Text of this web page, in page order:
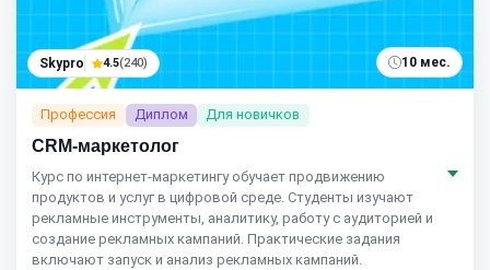
Skypro 4.5(240) 10 мес.
Профессия Диплом Для новичков
CRM-маркетолог
Курс по интернет‑маркетингу обучает продвижению
продуктов и услуг в цифровой среде. Студенты изучают
рекламные инструменты, аналитику, работу с аудиторией и
создание рекламных кампаний. Практические задания
включают запуск и анализ рекламных кампаний.